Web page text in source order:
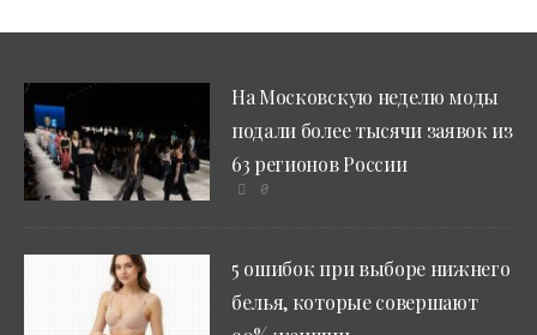
На Московскую неделю моды
подали более тысячи заявок из
63 регионов России
0
5 ошибок при выборе нижнего
белья, которые совершают